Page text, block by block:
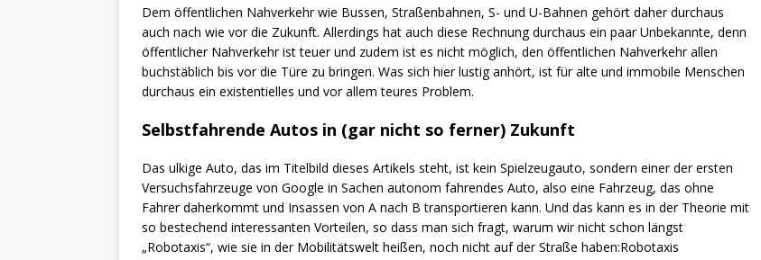
Dem öffentlichen Nahverkehr wie Bussen, Straßenbahnen, S- und U-Bahnen gehört daher durchaus
auch nach wie vor die Zukunft. Allerdings hat auch diese Rechnung durchaus ein paar Unbekannte, denn
öffentlicher Nahverkehr ist teuer und zudem ist es nicht möglich, den öffentlichen Nahverkehr allen
buchstäblich bis vor die Türe zu bringen. Was sich hier lustig anhört, ist für alte und immobile Menschen
durchaus ein existentielles und vor allem teures Problem.
Selbstfahrende Autos in (gar nicht so ferner) Zukunft
Das ulkige Auto, das im Titelbild dieses Artikels steht, ist kein Spielzeugauto, sondern einer der ersten
Versuchsfahrzeuge von Google in Sachen autonom fahrendes Auto, also eine Fahrzeug, das ohne
Fahrer daherkommt und Insassen von A nach B transportieren kann. Und das kann es in der Theorie mit
so bestechend interessanten Vorteilen, so dass man sich fragt, warum wir nicht schon längst
„Robotaxis“, wie sie in der Mobilitätswelt heißen, noch nicht auf der Straße haben:Robotaxis